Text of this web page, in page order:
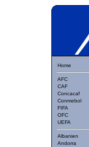
Home
AFC
CAF
Concacaf
Conmebol
FIFA
OFC
UEFA
Albanien
Andorra